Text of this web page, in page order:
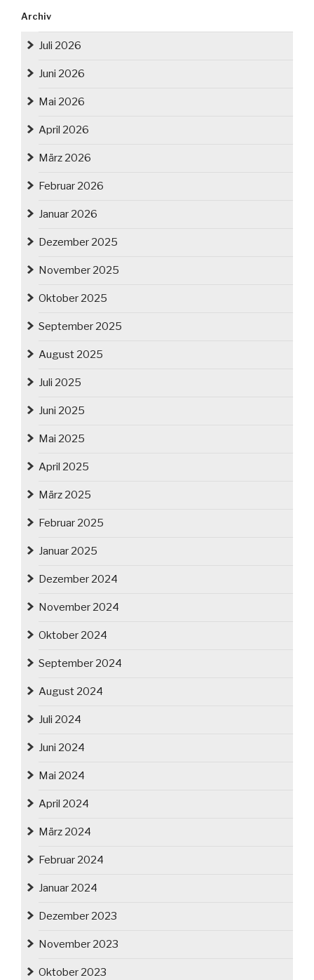
Archiv
Juli 2026
Juni 2026
Mai 2026
April 2026
März 2026
Februar 2026
Januar 2026
Dezember 2025
November 2025
Oktober 2025
September 2025
August 2025
Juli 2025
Juni 2025
Mai 2025
April 2025
März 2025
Februar 2025
Januar 2025
Dezember 2024
November 2024
Oktober 2024
September 2024
August 2024
Juli 2024
Juni 2024
Mai 2024
April 2024
März 2024
Februar 2024
Januar 2024
Dezember 2023
November 2023
Oktober 2023